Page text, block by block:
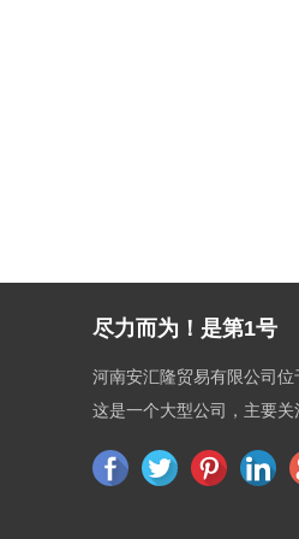
尽力而为！是第1号
河南安汇隆贸易有限公司位
这是一个大型公司，主要关